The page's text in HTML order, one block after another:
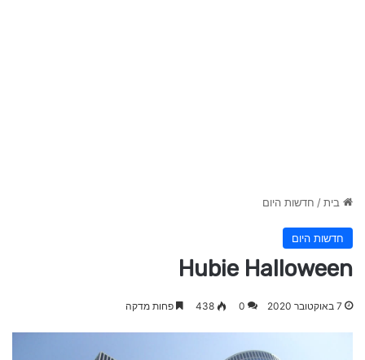
בית/ חדשות היום
חדשות היום
Hubie Halloween
7 באוקטובר 2020 0
438 פחות מדקה